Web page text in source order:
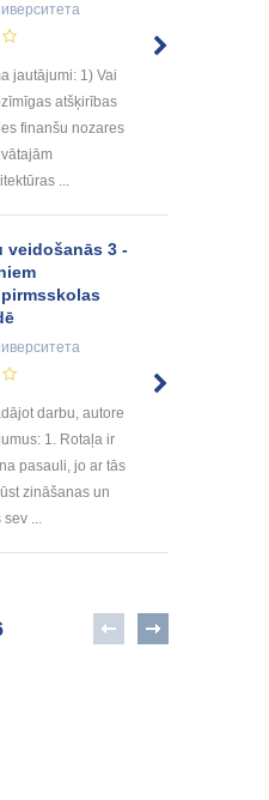
jautājumi: 1) Vai
atšķirības
finanšu nozares
...
veidošanās 3 -
darbu, autore
1. Rotaļa ir
pasauli, jo ar tās
zināšanas un
...